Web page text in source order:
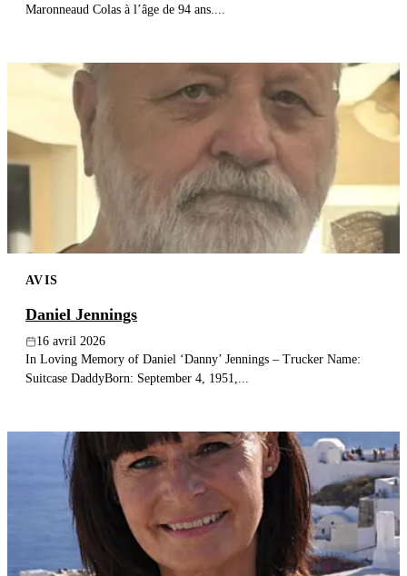
Maronneaud Colas à l’âge de 94 ans....
AVIS
Daniel Jennings
16 avril 2026
In Loving Memory of Daniel ‘Danny’ Jennings – Trucker Name:
Suitcase DaddyBorn: September 4, 1951,...